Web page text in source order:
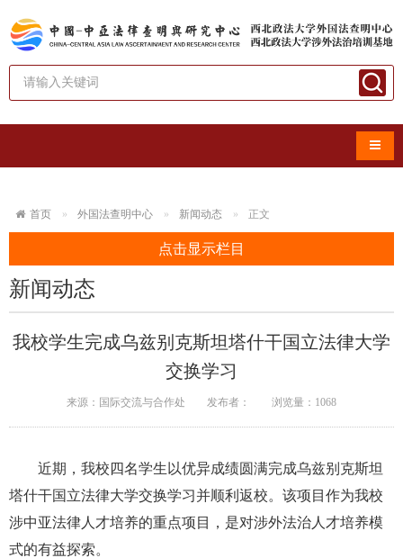
导航
首页 外国法查明中心 新闻动态 正文
点击显示栏目
新闻动态
我校学生完成乌兹别克斯坦塔什干国立法律大学
交换学习
来源：国际交流与合作处 发布者： 浏览量： 1068
近期，我校四名学生以优异成绩圆满完成乌兹别克斯坦
塔什干国立法律大学交换学习并顺利返校。该项目作为我校
涉中亚法律人才培养的重点项目，是对涉外法治人才培养模
式的有益探索。